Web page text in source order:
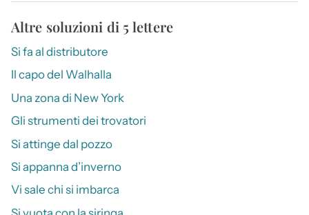
Altre soluzioni di 5 lettere
Si fa al distributore
Il capo del Walhalla
Una zona di New York
Gli strumenti dei trovatori
Si attinge dal pozzo
Si appanna d’inverno
Vi sale chi si imbarca